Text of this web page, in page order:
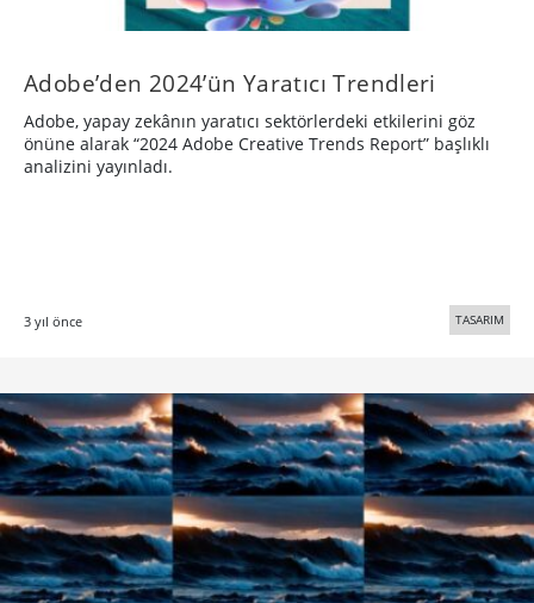
Adobe’den 2024’ün Yaratıcı Trendleri
Adobe, yapay zekânın yaratıcı sektörlerdeki etkilerini göz
önüne alarak “2024 Adobe Creative Trends Report” başlıklı
analizini yayınladı.
3 yıl önce TASARIM